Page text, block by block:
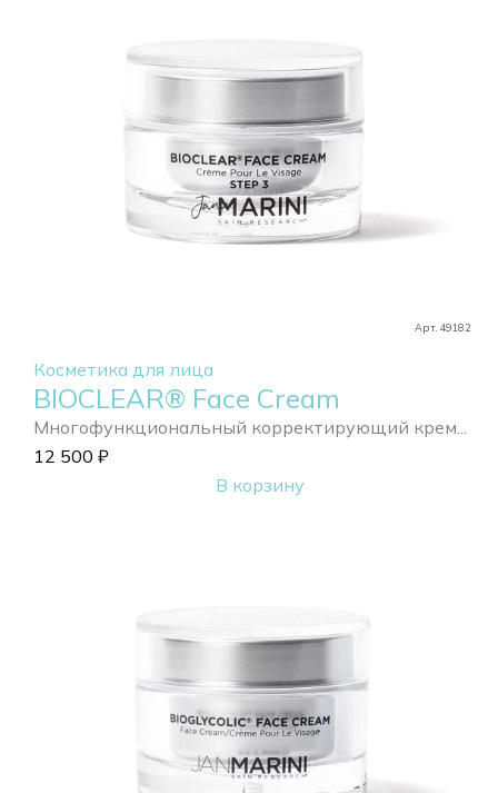
Арт. 49182
Косметика для лица
BIOCLEAR® Face Cream
Многофункциональный корректирующий крем...
12 500 ₽
В корзину